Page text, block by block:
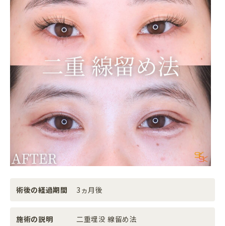
術後の経過期間 3ヵ月後
施術の説明 二重埋没 線留め法